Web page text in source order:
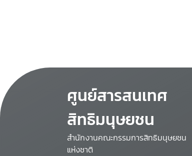
ศูนย์สารสนเทศ
สิทธิมนุษยชน
สำนักงานคณะกรรมการสิทธิมนุษยชน
แห่งชาติ